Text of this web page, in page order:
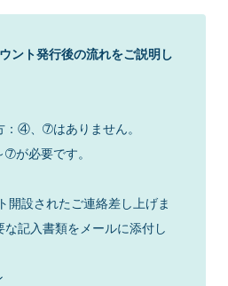
ント発行後の流れをご説明し
：④、➆はありません。
が必要です。
開設されたご連絡差し上げま
記入書類をメールに添付し